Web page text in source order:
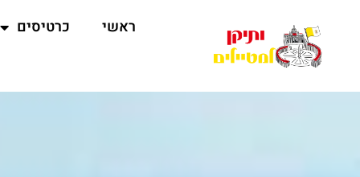
ראשי כרטיסים